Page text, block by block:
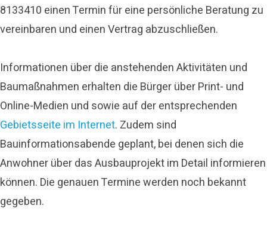
8133410 einen Termin für eine persönliche Beratung zu
vereinbaren und einen Vertrag abzuschließen.
Informationen über die anstehenden Aktivitäten und
Baumaßnahmen erhalten die Bürger über Print- und
Online-Medien und sowie auf der entsprechenden
Gebietsseite im Internet. Zudem sind
Bauinformationsabende geplant, bei denen sich die
Anwohner über das Ausbauprojekt im Detail informieren
können. Die genauen Termine werden noch bekannt
gegeben.